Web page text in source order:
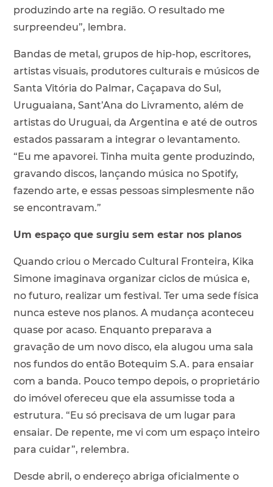
produzindo arte na região. O resultado me
surpreendeu”, lembra.
Bandas de metal, grupos de hip-hop, escritores,
artistas visuais, produtores culturais e músicos de
Santa Vitória do Palmar, Caçapava do Sul,
Uruguaiana, Sant’Ana do Livramento, além de
artistas do Uruguai, da Argentina e até de outros
estados passaram a integrar o levantamento.
“Eu me apavorei. Tinha muita gente produzindo,
gravando discos, lançando música no Spotify,
fazendo arte, e essas pessoas simplesmente não
se encontravam.”
Um espaço que surgiu sem estar nos planos
Quando criou o Mercado Cultural Fronteira, Kika
Simone imaginava organizar ciclos de música e,
no futuro, realizar um festival. Ter uma sede física
nunca esteve nos planos. A mudança aconteceu
quase por acaso. Enquanto preparava a
gravação de um novo disco, ela alugou uma sala
nos fundos do então Botequim S.A. para ensaiar
com a banda. Pouco tempo depois, o proprietário
do imóvel ofereceu que ela assumisse toda a
estrutura. “Eu só precisava de um lugar para
ensaiar. De repente, me vi com um espaço inteiro
para cuidar”, relembra.
Desde abril, o endereço abriga oficialmente o